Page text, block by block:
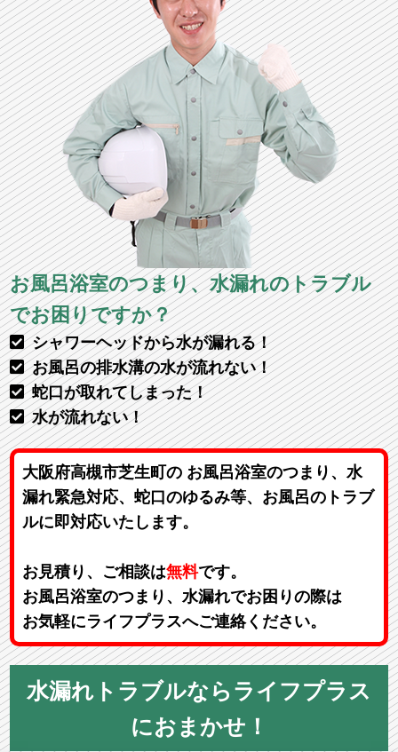
お風呂浴室のつまり、水漏れのトラブル
でお困りですか？
シャワーヘッドから水が漏れる！
お風呂の排水溝の水が流れない！
蛇口が取れてしまった！
水が流れない！
大阪府高槻市芝生町の お風呂浴室のつまり、水
漏れ緊急対応、蛇口のゆるみ等、お風呂のトラブ
ルに即対応いたします。
お見積り、ご相談は無料です。
お風呂浴室のつまり、水漏れでお困りの際は
お気軽にライフプラスへご連絡ください。
水漏れトラブルならライフプラス
におまかせ！